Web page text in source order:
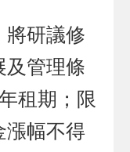
將研議修
及管理條
租期；限
漲幅不得